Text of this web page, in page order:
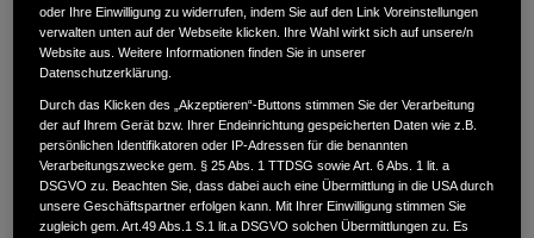
GARTENTECHNIK
Döhrener Str. 23-27,32469,Petershagen
oder Ihre Einwilligung zu widerrufen, indem Sie auf den Link Voreinstellungen
verwalten unten auf der Webseite klicken. Ihre Wahl wirkt sich auf unsere/n
Website aus. Weitere Informationen finden Sie in unserer
Datenschutzerklärung.
Durch das Klicken des „Akzeptieren“-Buttons stimmen Sie der Verarbeitung
der auf Ihrem Gerät bzw. Ihrer Endeinrichtung gespeicherten Daten wie z.B.
persönlichen Identifikatoren oder IP-Adressen für die benannten
Verarbeitungszwecke gem. § 25 Abs. 1 TTDSG sowie Art. 6 Abs. 1 lit. a
DSGVO zu. Beachten Sie, dass dabei auch eine Übermittlung in die USA durch
unsere Geschäftspartner erfolgen kann. Mit Ihrer Einwilligung stimmen Sie
zugleich gem. Art.49 Abs.1 S.1 lit.a DSGVO solchen Übermittlungen zu. Es